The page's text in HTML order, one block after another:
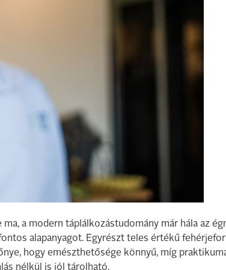
a modern táplálkozástudomány már hála az
alapanyagot. Egyrészt teles értékű
hogy emészthetősége könnyű, míg
nélkül is jól tárolható.